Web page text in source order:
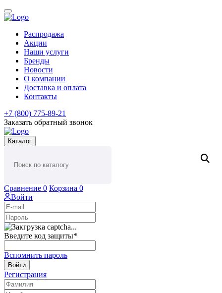
Распродажа
Акции
Наши услуги
Бренды
Новости
О компании
Доставка и оплата
Контакты
+7 (800) 775-89-21
Заказать обратный звонок
Каталог
Сравнение 0 Корзина 0
Войти
Введите код защиты*
Вспомнить пароль
Войти
Регистрация